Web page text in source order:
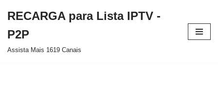
para
o
RECARGA para Lista IPTV -
P2P
Assista Mais 1619 Canais